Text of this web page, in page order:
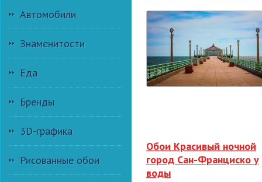
Автомобили
Знаменитости
Еда
Бренды
3D-графика
Рисованные обои
Обои Красивый ночной
город Сан-Франциско у
воды